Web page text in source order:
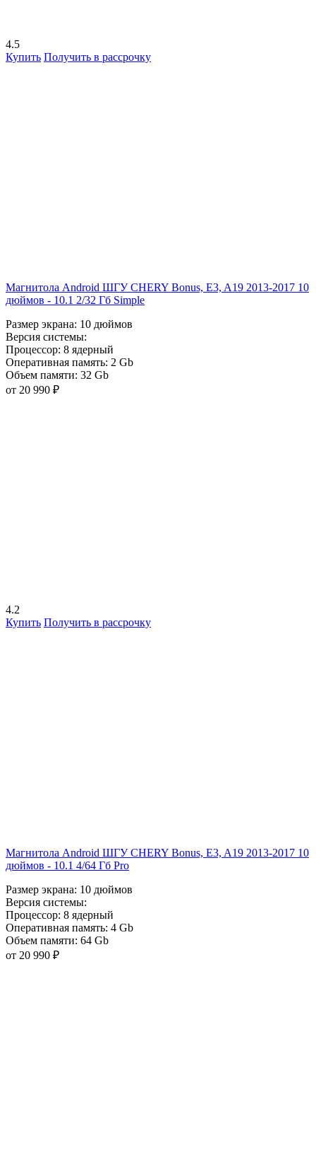
4.5
Купить Получить в рассрочку
Магнитола Android ШГУ CHERY Bonus, E3, A19 2013-2017 10
дюймов - 10.1 2/32 Гб Simple
Размер экрана: 10 дюймов
Версия системы:
Процессор: 8 ядерный
Оперативная память: 2 Gb
Объем памяти: 32 Gb
от 20 990 ₽
4.2
Купить Получить в рассрочку
Магнитола Android ШГУ CHERY Bonus, E3, A19 2013-2017 10
дюймов - 10.1 4/64 Гб Pro
Размер экрана: 10 дюймов
Версия системы:
Процессор: 8 ядерный
Оперативная память: 4 Gb
Объем памяти: 64 Gb
от 20 990 ₽